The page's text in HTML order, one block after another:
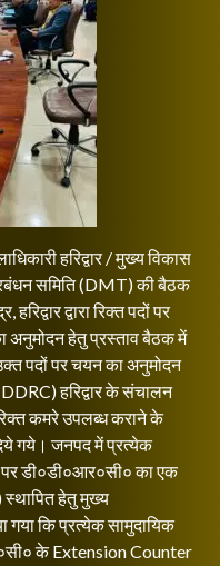
हरिद्वार / मुख्य विकास
प्रबंधन समिति (DMT) की बैठक
द्वारा रिक्त पदों पर
अनुमोदन हेतु प्रस्ताव बैठक में
पदों पर चयन का अनुमोदन
हरिद्वार के संचालन
कमरे उपलब्ध कराने के
दिये गये। जनपद में प्रत्येक
पर डी०डी०आर०सी० का एक
हेतु मुख्य
गया कि प्रत्येक सामुदायिक
के Extension Counter